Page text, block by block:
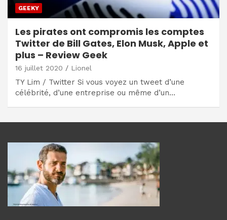
GEEKY
Les pirates ont compromis les comptes
Twitter de Bill Gates, Elon Musk, Apple et
plus – Review Geek
16 juillet 2020 Lionel
TY Lim / Twitter Si vous voyez un tweet d’une
célébrité, d’une entreprise ou même d’un…